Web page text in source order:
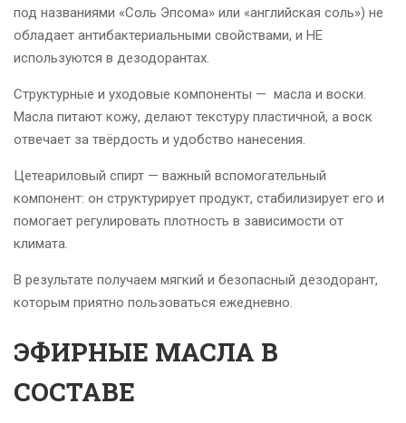
под названиями «Соль Эпсома» или «английская соль») не
обладает антибактериальными свойствами, и НЕ
используются в дезодорантах.
Структурные и уходовые компоненты — масла и воски.
Масла питают кожу, делают текстуру пластичной, а воск
отвечает за твёрдость и удобство нанесения.
Цетеариловый спирт — важный вспомогательный
компонент: он структурирует продукт, стабилизирует его и
помогает регулировать плотность в зависимости от
климата.
В результате получаем мягкий и безопасный дезодорант,
которым приятно пользоваться ежедневно.
ЭФИРНЫЕ МАСЛА В
СОСТАВЕ